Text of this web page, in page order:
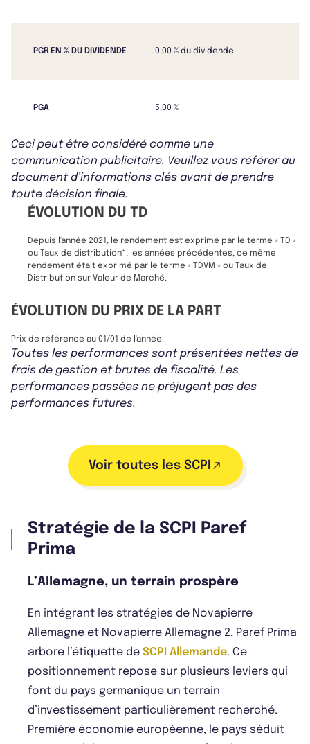
PGR EN % DU DIVIDENDE 0,00 % du dividende
PGA 5,00 %
Ceci peut être considéré comme une
communication publicitaire. Veuillez vous référer au
document d’informations clés avant de prendre
toute décision finale.
ÉVOLUTION DU TD
Depuis l'année 2021, le rendement est exprimé par le terme « TD »
ou Taux de distribution*, les années précédentes, ce même
rendement était exprimé par le terme « TDVM » ou Taux de
Distribution sur Valeur de Marché.
ÉVOLUTION DU PRIX DE LA PART
Prix de référence au 01/01 de l'année.
Toutes les performances sont présentées nettes de
frais de gestion et brutes de fiscalité. Les
performances passées ne préjugent pas des
performances futures.
Voir toutes les SCPI
Stratégie de la SCPI Paref
Prima
L’Allemagne, un terrain prospère
En intégrant les stratégies de Novapierre
Allemagne et Novapierre Allemagne 2, Paref Prima
arbore l’étiquette de SCPI Allemande. Ce
positionnement repose sur plusieurs leviers qui
font du pays germanique un terrain
d’investissement particulièrement recherché.
Première économie européenne, le pays séduit